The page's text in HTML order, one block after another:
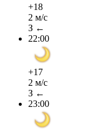
+18
2 м/с
З ←
22:00
+17
2 м/с
З ←
23:00